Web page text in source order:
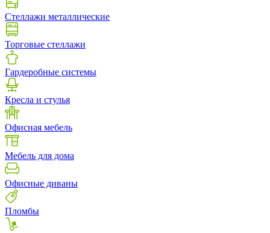
Стеллажи металлические
Торговые стеллажи
Гардеробные системы
Кресла и стулья
Офисная мебель
Мебель для дома
Офисные диваны
Пломбы